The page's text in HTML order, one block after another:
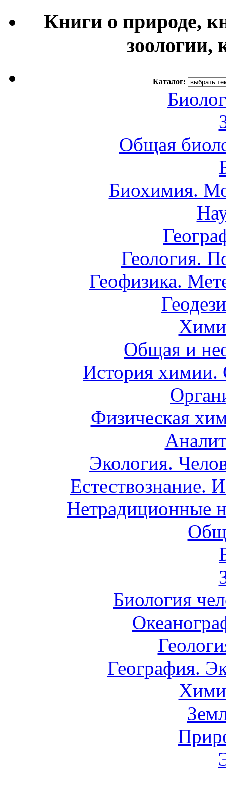
Книги о природе,
зоологии,
Каталог:
Общая
Биохимия.
Геология.
Геофизика.
Общая и
История
Физическая
Экология.
Естествознание.
Нетрадиционные
Биология
География.